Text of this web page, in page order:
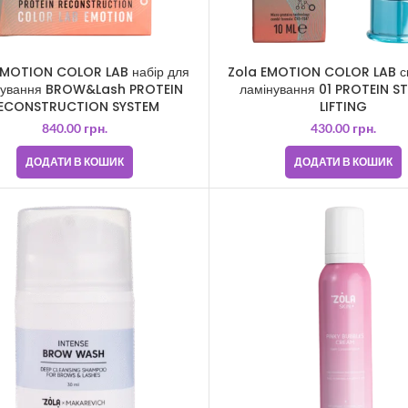
COLOR LAB набір для
BROW&Lash PROTEIN
SYSTEM
840.00 грн.
ДОДАТИ В КОШИК
Zola EMOTION COLOR LAB
ламінування 01 PROTEIN
LIFTING
430.00 грн.
ДОДАТИ В КОШИК